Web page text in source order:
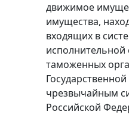
движимое
имущества,
входящих в
исполнительной
таможенных
чрезвычайным
Российской